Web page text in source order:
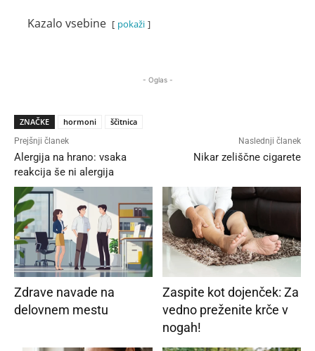
Kazalo vsebine pokaži
- Oglas -
ZNAČKE hormoni ščitnica
Prejšnji članek
Alergija na hrano: vsaka
reakcija še ni alergija
Naslednji članek
Nikar zeliščne cigarete
Zdrave navade na
delovnem mestu
Zaspite kot dojenček: Za
vedno preženite krče v
nogah!